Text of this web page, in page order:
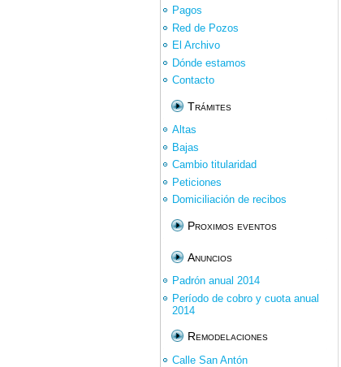
Pagos
Red de Pozos
El Archivo
Dónde estamos
Contacto
Trámites
Altas
Bajas
Cambio titularidad
Peticiones
Domiciliación de recibos
Proximos eventos
Anuncios
Padrón anual 2014
Período de cobro y cuota anual
2014
Remodelaciones
Calle San Antón